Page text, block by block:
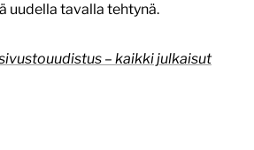
uudella tavalla tehtynä.
– kaikki julkaisut